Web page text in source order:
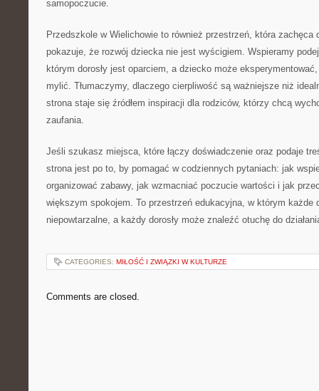
samopoczucie.
Przedszkole w Wielichowie to również przestrzeń, która zachęca
pokazuje, że rozwój dziecka nie jest wyścigiem. Wspieramy
którym dorosły jest oparciem, a dziecko może
mylić. Tłumaczymy, dlaczego cierpliwość są ważniejsze niż
strona staje się źródłem inspiracji dla rodziców, którzy chcą
zaufania.
Jeśli szukasz miejsca, które łączy doświadczenie oraz podaje
strona jest po to, by pomagać w codziennych pytaniach: jak
organizować zabawy, jak wzmacniać poczucie wartości i jak
większym spokojem. To przestrzeń edukacyjna, w którym każde
niepowtarzalne, a każdy dorosły może znaleźć otuchę do
CATEGORIES: MIŁOŚĆ I ZWIĄZKI W KULTURZE
Comments are closed.